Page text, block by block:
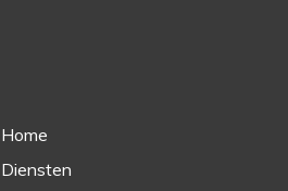
Home
Diensten